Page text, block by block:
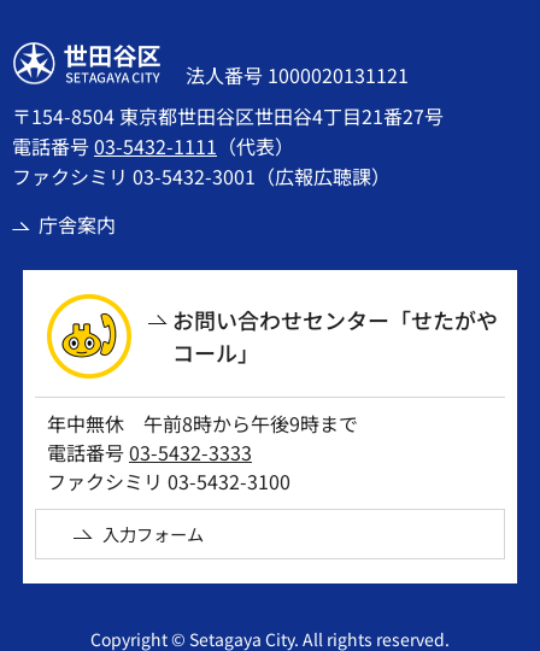
世田谷区
法人番号 1000020131121
〒154-8504 東京都世田谷区世田谷4丁目21番27号
電話番号03-5432-1111 （代表）
ファクシミリ 03-5432-3001（広報広聴課）
庁舎案内
お問い合わせセンター「せたがや
コール」
年中無休 午前8時から午後9時まで
電話番号03-5432-3333
ファクシミリ 03-5432-3100
入力フォーム
Copyright © Setagaya City. All rights reserved.